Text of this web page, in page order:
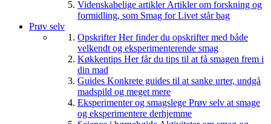
Videnskabelige artiklerArtikler om forskning og
formidling, som Smag for Livet står bag
Prøv selv
OpskrifterHer finder du opskrifter med både
velkendt og eksperimenterende smag
Køkkentips Her får du tips til at få smagen frem i
din mad
Guides Konkrete guides til at sanke urter, undgå
madspild og meget mere
Eksperimenter og smagslege Prøv selv at smage
og eksperimentere derhjemme